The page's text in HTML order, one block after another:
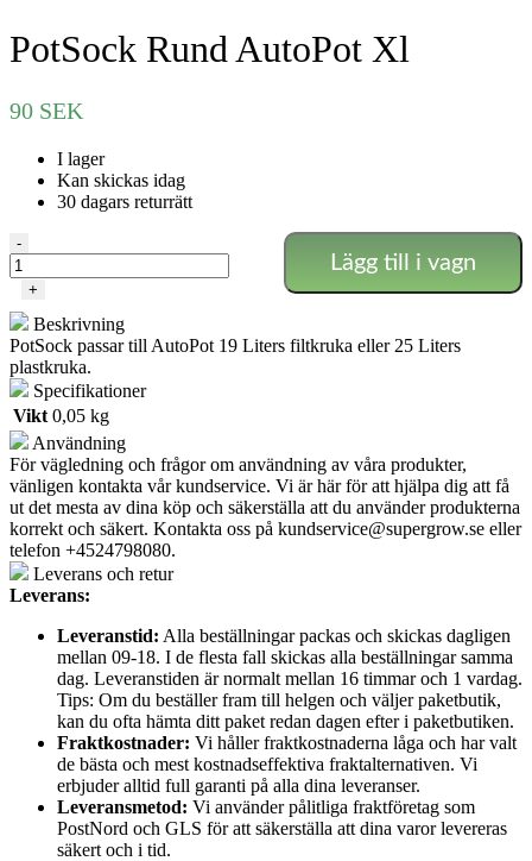
PotSock Rund AutoPot Xl
90 SEK
I lager
Kan skickas idag
30 dagars returrätt
PotSock
Rund
AutoPot
mängd
-
+
Lägg till i vagn
Beskrivning
PotSock passar till AutoPot 19 Liters filtkruka eller 25 Liters
plastkruka.
Specifikationer
Vikt 0,05 kg
Användning
För vägledning och frågor om användning av våra produkter,
vänligen kontakta vår kundservice. Vi är här för att hjälpa dig att få
ut det mesta av dina köp och säkerställa att du använder produkterna
korrekt och säkert. Kontakta oss på kundservice@supergrow.se eller
telefon +4524798080.
Leverans och retur
Leverans:
Leveranstid: Alla beställningar packas och skickas dagligen
mellan 09-18. I de flesta fall skickas alla beställningar samma
dag. Leveranstiden är normalt mellan 16 timmar och 1 vardag.
Tips: Om du beställer fram till helgen och väljer paketbutik,
kan du ofta hämta ditt paket redan dagen efter i paketbutiken.
Fraktkostnader: Vi håller fraktkostnaderna låga och har valt
de bästa och mest kostnadseffektiva fraktalternativen. Vi
erbjuder alltid full garanti på alla dina leveranser.
Leveransmetod: Vi använder pålitliga fraktföretag som
PostNord och GLS för att säkerställa att dina varor levereras
säkert och i tid.